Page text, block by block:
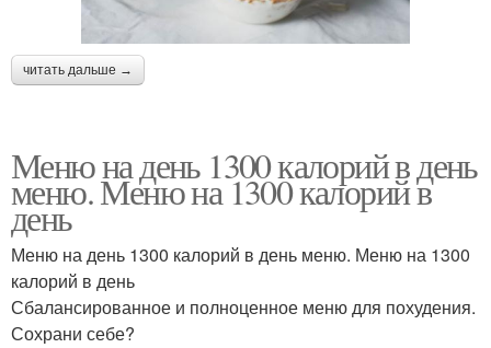
читать дальше →
Меню на день 1300 калорий в день
меню. Меню на 1300 калорий в
день
Меню на день 1300 калорий в день меню. Меню на 1300
калорий в день
Сбалансированное и полноценное меню для похудения.
Сохрани себе?